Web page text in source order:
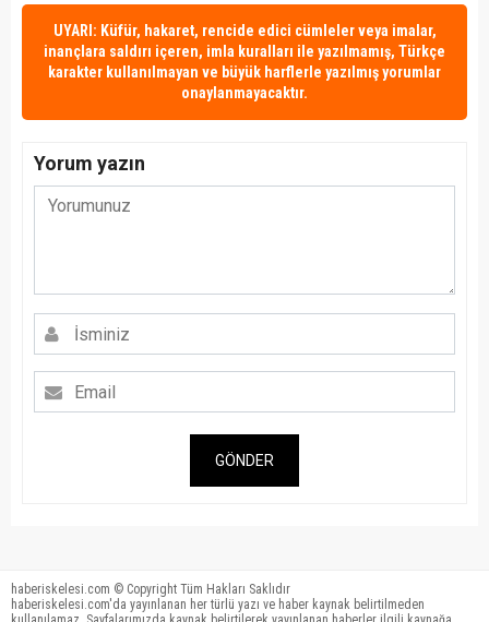
UYARI: Küfür, hakaret, rencide edici cümleler veya imalar,
inançlara saldırı içeren, imla kuralları ile yazılmamış, Türkçe
karakter kullanılmayan ve büyük harflerle yazılmış yorumlar
onaylanmayacaktır.
Yorum yazın
GÖNDER
haberiskelesi.com © Copyright Tüm Hakları Saklıdır
haberiskelesi.com'da yayınlanan her türlü yazı ve haber kaynak belirtilmeden